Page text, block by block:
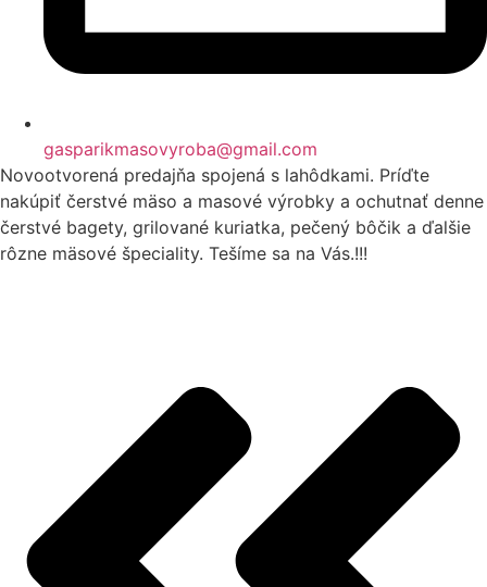
gasparikmasovyroba@gmail.com
Novootvorená predajňa spojená s lahôdkami. Príďte
nakúpiť čerstvé mäso a masové výrobky a ochutnať denne
čerstvé bagety, grilované kuriatka, pečený bôčik a ďalšie
rôzne mäsové špeciality. Tešíme sa na Vás.!!!